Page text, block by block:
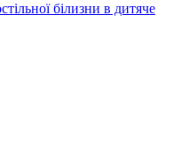
білизни в дитяче